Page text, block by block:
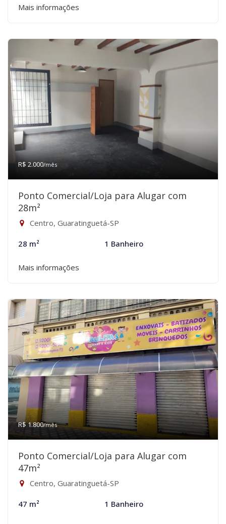
Mais informações
R$ 2.000/mês
Ponto Comercial/Loja para Alugar com
28m²
Centro, Guaratinguetá-SP
28 m² 1 Banheiro
Mais informações
R$ 1.800/mês
Ponto Comercial/Loja para Alugar com
47m²
Centro, Guaratinguetá-SP
47 m² 1 Banheiro